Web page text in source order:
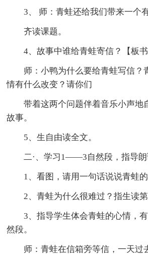
3、 师：青蛙还给我们带来一个
齐读课题。
4、故事中谁给青蛙寄信？【板书
师：小鸭为什么要给青蛙写信？
情有什么改变？请你们
带着这两个问题伴着音乐小声地
故事。
5、生自由读全文。
二·、学习1——3自然段，指导朗
1、看图，请用一句话说说青蛙的
2、青蛙为什么很难过？指生读第
3、指导学生体会青蛙的心情，
然段。
师：青蛙在信箱旁等信，一天过